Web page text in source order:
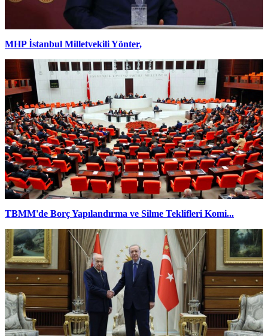
MHP İstanbul Milletvekili Yönter,
TBMM'de Borç Yapılandırma ve Silme Teklifleri Komi...